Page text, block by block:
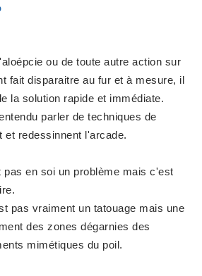
ou de toute autre action sur
fait disparaitre au fur et à mesure, il
la solution rapide et immédiate.
parler de techniques de
et redessinnent l'arcade.
pas en soi un problème mais c'est
pas vraiment un tatouage mais une
des zones dégarnies des
mimétiques du poil.